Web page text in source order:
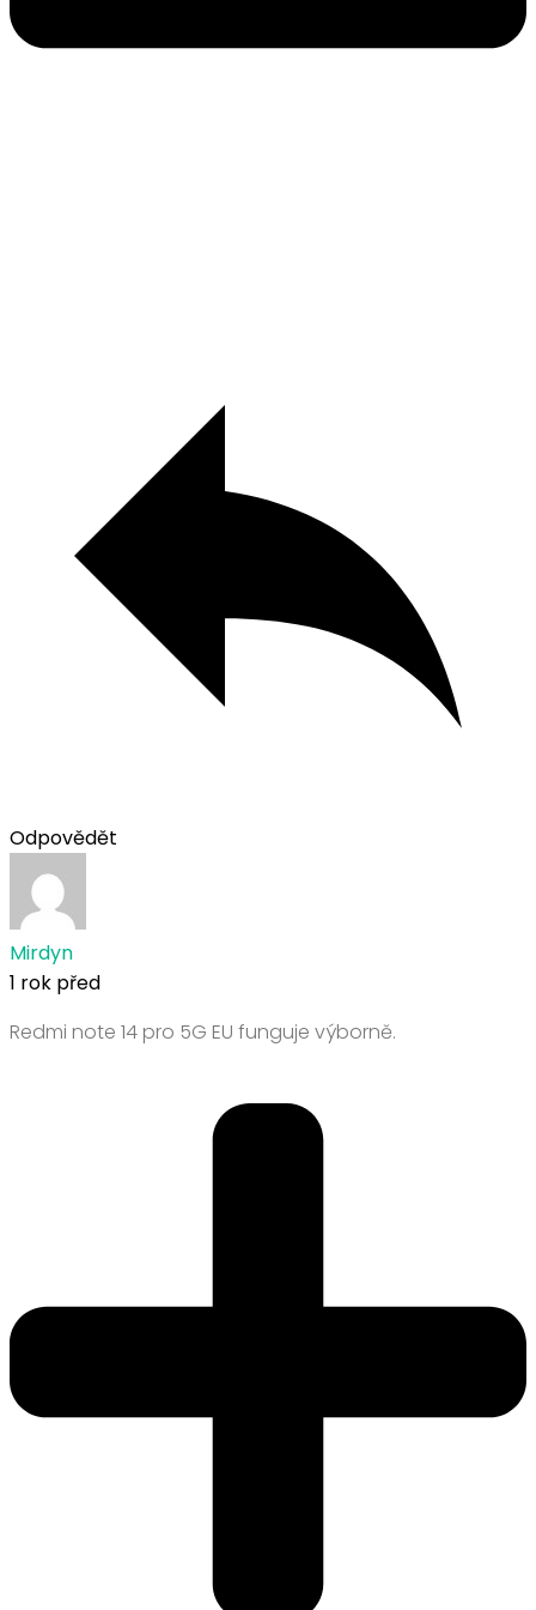
Odpovědět
Mirdyn
1 rok před
Redmi note 14 pro 5G EU funguje výborně.